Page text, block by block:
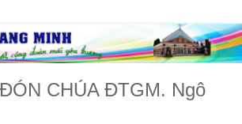
CHÚA ĐTGM. Ngô